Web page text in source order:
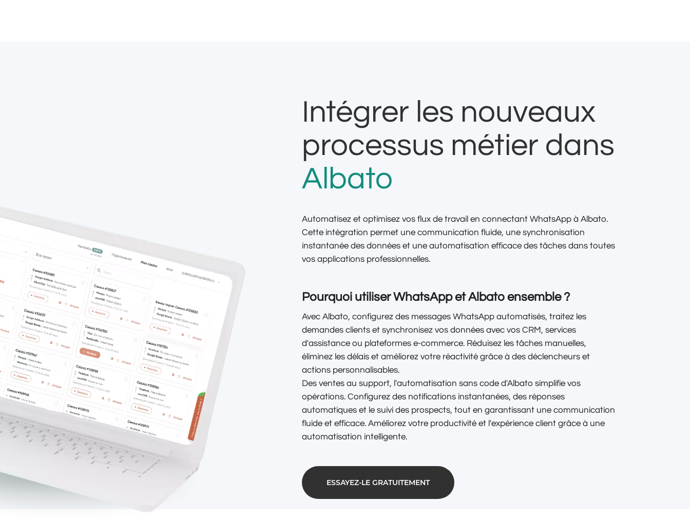
Intégrer les nouveaux
processus métier dans
Albato
Automatisez et optimisez vos flux de travail en connectant WhatsApp à Albato.
Cette intégration permet une communication fluide, une synchronisation
instantanée des données et une automatisation efficace des tâches dans toutes
vos applications professionnelles.
Pourquoi utiliser WhatsApp et Albato ensemble ?
Avec Albato, configurez des messages WhatsApp automatisés, traitez les
demandes clients et synchronisez vos données avec vos CRM, services
d'assistance ou plateformes e-commerce. Réduisez les tâches manuelles,
éliminez les délais et améliorez votre réactivité grâce à des déclencheurs et
actions personnalisables.
Des ventes au support, l'automatisation sans code d'Albato simplifie vos
opérations. Configurez des notifications instantanées, des réponses
automatiques et le suivi des prospects, tout en garantissant une communication
fluide et efficace. Améliorez votre productivité et l'expérience client grâce à une
automatisation intelligente.
ESSAYEZ-LE GRATUITEMENT